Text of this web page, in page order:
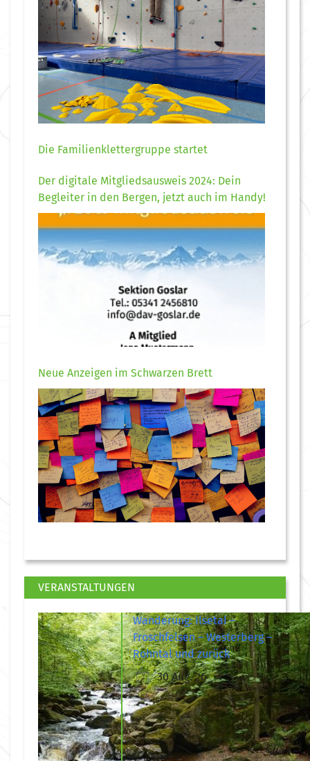
Die Familienklettergruppe startet
Der digitale Mitgliedsausweis 2024: Dein
Begleiter in den Bergen, jetzt auch im Handy!
Neue Anzeigen im Schwarzen Brett
VERANSTALTUNGEN
Wanderung: Ilsetal –
Froschfelsen – Westerberg –
Rohntal und zurück
30 Aug. 26